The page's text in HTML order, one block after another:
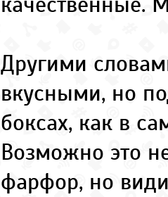
Другими
вкусными, но
боксах, как в
Возможно это
фарфор, но